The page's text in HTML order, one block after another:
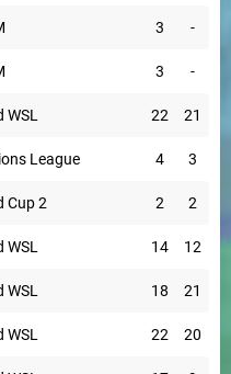
3 -
3 -
WSL 22 21
League 4 3
Cup 2 2 2
WSL 14 12
WSL 18 21
WSL 22 20